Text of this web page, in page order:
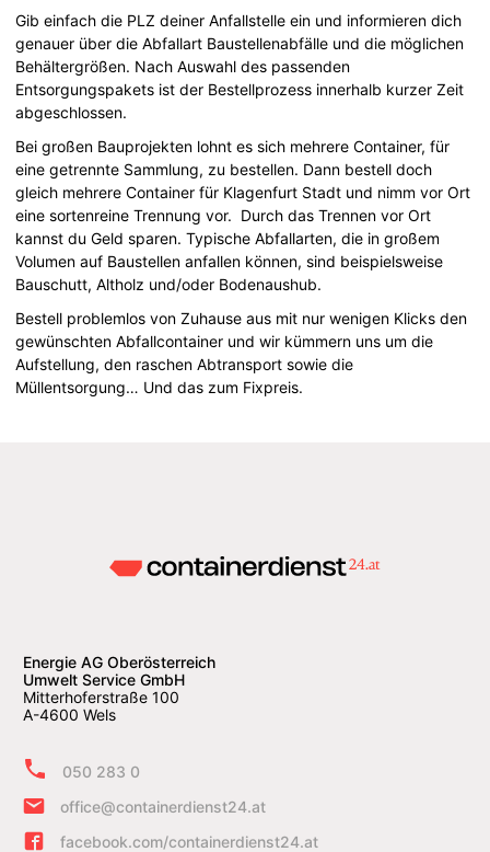
Gib einfach die PLZ deiner Anfallstelle ein und informieren dich
genauer über die Abfallart Baustellenabfälle und die möglichen
Behältergrößen. Nach Auswahl des passenden
Entsorgungspakets ist der Bestellprozess innerhalb kurzer Zeit
abgeschlossen.
Bei großen Bauprojekten lohnt es sich mehrere Container, für
eine getrennte Sammlung, zu bestellen. Dann bestell doch
gleich mehrere Container für Klagenfurt Stadt und nimm vor Ort
eine sortenreine Trennung vor. Durch das Trennen vor Ort
kannst du Geld sparen. Typische Abfallarten, die in großem
Volumen auf Baustellen anfallen können, sind beispielsweise
Bauschutt, Altholz und/oder Bodenaushub.
Bestell problemlos von Zuhause aus mit nur wenigen Klicks den
gewünschten Abfallcontainer und wir kümmern uns um die
Aufstellung, den raschen Abtransport sowie die
Müllentsorgung… Und das zum Fixpreis.
Energie AG Oberösterreich
Umwelt Service GmbH
Mitterhoferstraße 100
A-4600 Wels
050 283 0
office@containerdienst24.at
facebook.com/containerdienst24.at